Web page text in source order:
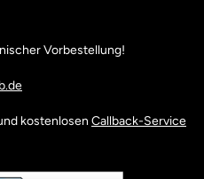
Vorbestellung!
kostenlosen Callback-Service